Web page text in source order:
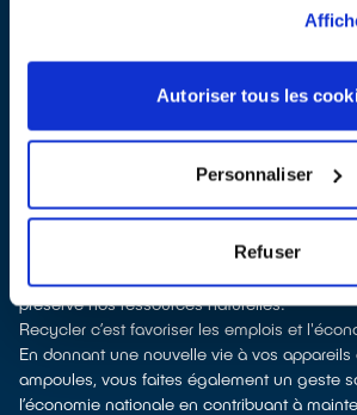
Autoriser tous les
Personnaliser
Refuser
nous remettent ensuite les appareils
ressources naturelles
La fabrication d’appareils électriques neufs
le don permet d’éviter la production de
soutenir l'économie sociale et solidaire
le recyclage permet d'éviter l'extraction de
brutes, leur transformation et leur transport,
des matières recyclées, ce qui génère
préserve nos ressources naturelles.
Recycler c’est favoriser les emplois et
En donnant une nouvelle vie à vos
ampoules, vous faites également un geste
l’économie nationale en contribuant à